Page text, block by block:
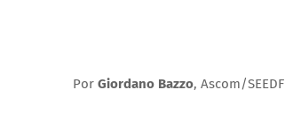
Por Giordano Bazzo, Ascom/SEEDF